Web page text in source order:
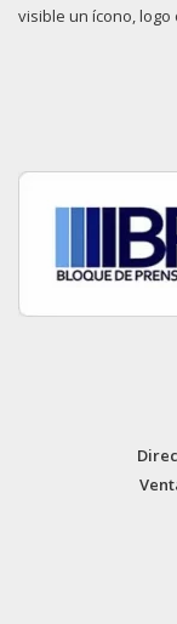
visible un ícono, logo